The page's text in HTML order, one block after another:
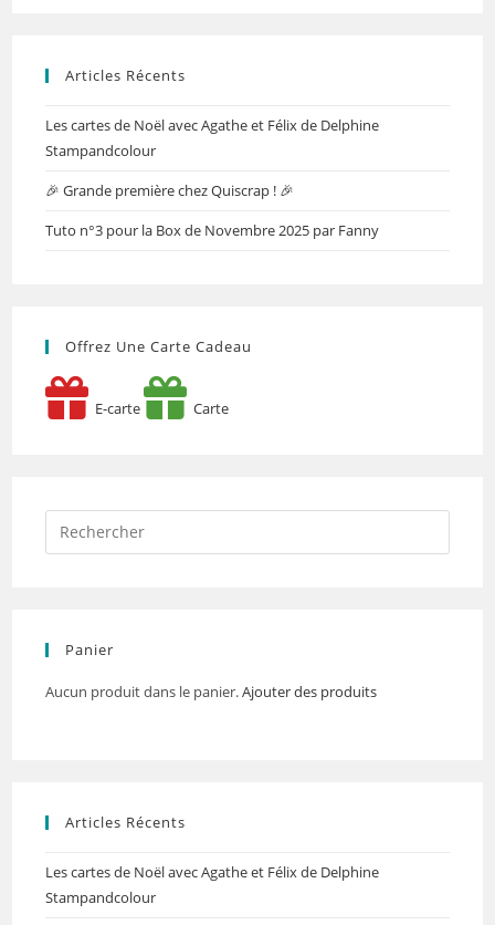
Articles Récents
Les cartes de Noël avec Agathe et Félix de Delphine
Stampandcolour
🎉 Grande première chez Quiscrap ! 🎉
Tuto n°3 pour la Box de Novembre 2025 par Fanny
Offrez Une Carte Cadeau
E-carte Carte
Panier
Aucun produit dans le panier.Ajouter des produits
Articles Récents
Les cartes de Noël avec Agathe et Félix de Delphine
Stampandcolour